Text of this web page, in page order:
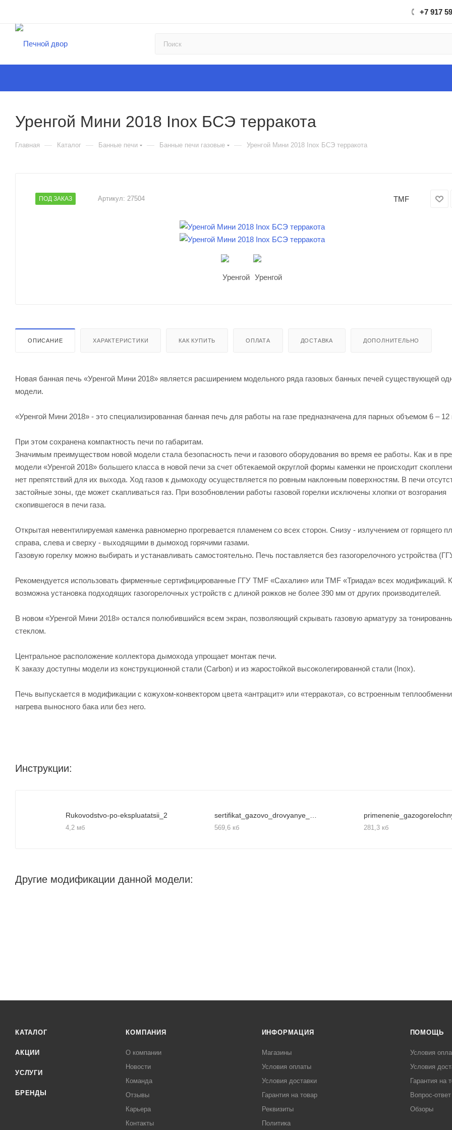
+7 917
Уренгой Мини 2018 Inox БСЭ терракота
Главная — Каталог — Банные печи — Банные печи газовые — Уренгой Мини 2018 Inox БСЭ терракота
ПОД ЗАКАЗ Артикул: 27504 TMF
ОПИСАНИЕ ХАРАКТЕРИСТИКИ КАК КУПИТЬ ОПЛАТА ДОСТАВКА ДОПОЛНИТЕЛЬНО
Новая банная печь «Уренгой Мини 2018» является расширением модельного ряда газовых банных печей существующей
модели.
«Уренгой Мини 2018» - это специализированная банная печь для работы на газе предназначена для парных объемом 6 – 12
При этом сохранена компактность печи по габаритам.
Значимым преимуществом новой модели стала безопасность печи и газового оборудования во время ее работы. Как и в
модели «Уренгой 2018» большего класса в новой печи за счет обтекаемой округлой формы каменки не происходит
нет препятствий для их выхода. Ход газов к дымоходу осуществляется по ровным наклонным поверхностям. В печи
застойные зоны, где может скапливаться газ. При возобновлении работы газовой горелки исключены хлопки от возгорания
скопившегося в печи газа.
Открытая невентилируемая каменка равномерно прогревается пламенем со всех сторон. Снизу - излучением от горящего
справа, слева и сверху - выходящими в дымоход горячими газами.
Газовую горелку можно выбирать и устанавливать самостоятельно. Печь поставляется без газогорелочного устройства
Рекомендуется использовать фирменные сертифицированные ГГУ TMF «Сахалин» или TMF «Триада» всех модификаций.
возможна установка подходящих газогорелочных устройств с длиной рожков не более 390 мм от других производителей.
В новом «Уренгой Мини 2018» остался полюбившийся всем экран, позволяющий скрывать газовую арматуру за
стеклом.
Центральное расположение коллектора дымохода упрощает монтаж печи.
К заказу доступны модели из конструкционной стали (Carbon) и из жаростойкой высоколегированной стали (Inox).
Печь выпускается в модификации с кожухом-конвектором цвета «антрацит» или «терракота», со встроенным
нагрева выносного бака или без него.
Инструкции:
Rukovodstvo-po-ekspluatatsii_2
4,2 мб 569,6 кб 281,3 кб
Другие модификации данной модели:
КАТАЛОГ
АКЦИИ
УСЛУГИ
БРЕНДЫ
КОМПАНИЯ
О компании
Новости
Команда
Отзывы
Карьера
Контакты
ИНФОРМАЦИЯ
Магазины
Условия оплаты
Условия доставки
Гарантия на товар
Реквизиты
Политика
ПОМОЩЬ
Условия
Условия
Гарантия на
Вопрос-ответ
Обзоры